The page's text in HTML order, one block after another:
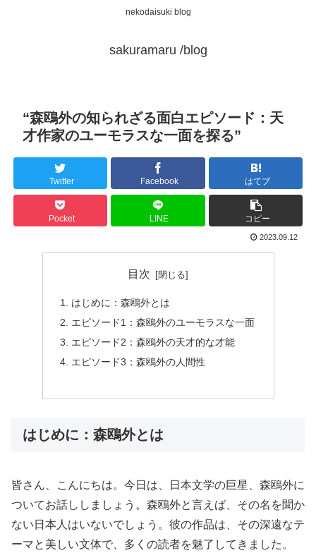
nekodaisuki blog
sakuramaru /blog
“森鴎外の知られざる面白エピソード：天
才作家のユーモラスな一面を探る”
Twitter Facebook はてブ
Pocket LINE コピー
2023.09.12
目次
はじめに：森鴎外とは
エピソード1：森鴎外のユーモラスな一面
エピソード2：森鴎外の天才的な才能
エピソード3：森鴎外の人間性
はじめに：森鴎外とは
皆さん、こんにちは。今日は、日本文学の巨星、森鴎外に
ついてお話ししましょう。森鴎外と言えば、その名を聞か
ない日本人はいないでしょう。彼の作品は、その深遠なテ
ーマと美しい文体で、多くの読者を魅了してきました。